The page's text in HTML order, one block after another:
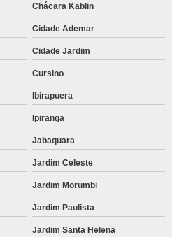
Chácara Kablin
Cidade Ademar
Cidade Jardim
Cursino
Ibirapuera
Ipiranga
Jabaquara
Jardim Celeste
Jardim Morumbi
Jardim Paulista
Jardim Santa Helena